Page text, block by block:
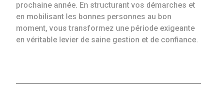
prochaine année. En structurant vos démarches et
en mobilisant les bonnes personnes au bon
moment, vous transformez une période exigeante
en véritable levier de saine gestion et de confiance.